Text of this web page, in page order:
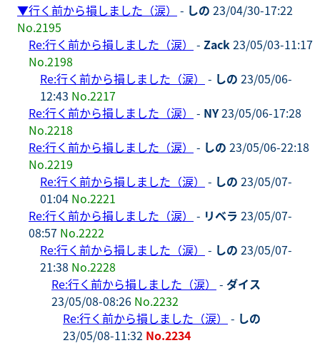
▼行く前から損しました（涙） - しの 23/04/30-17:22
No.2195
Re:行く前から損しました（涙）
- Zack23/05/03-11:17
No.2198
Re:行く前から損しました（涙）
- しの 23/05/06-
12:43 No.2217
Re:行く前から損しました（涙）
- NY23/05/06-17:28
No.2218
Re:行く前から損しました（涙）
- しの 23/05/06-22:18
No.2219
Re:行く前から損しました（涙）
- しの 23/05/07-
01:04 No.2221
Re:行く前から損しました（涙）
- リベラ 23/05/07-
08:57 No.2222
Re:行く前から損しました（涙）
- しの 23/05/07-
21:38 No.2228
Re:行く前から損しました（涙）
- ダイス
23/05/08-08:26 No.2232
Re:行く前から損しました（涙）
- しの
23/05/08-11:32 No.2234